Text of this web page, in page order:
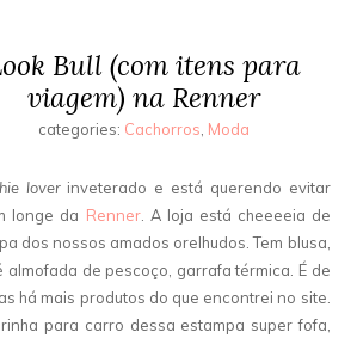
Bull (com itens para
viagem) na Renner
categories: Cachorros, Moda
loverinveterado e está querendo evitar
longe da Renner. A loja está cheeeeia de
dos nossos amados orelhudos. Tem blusa,
almofada de pescoço, garrafa térmica. É de
há mais produtos do que encontrei no site.
para carro dessa estampa super fofa,